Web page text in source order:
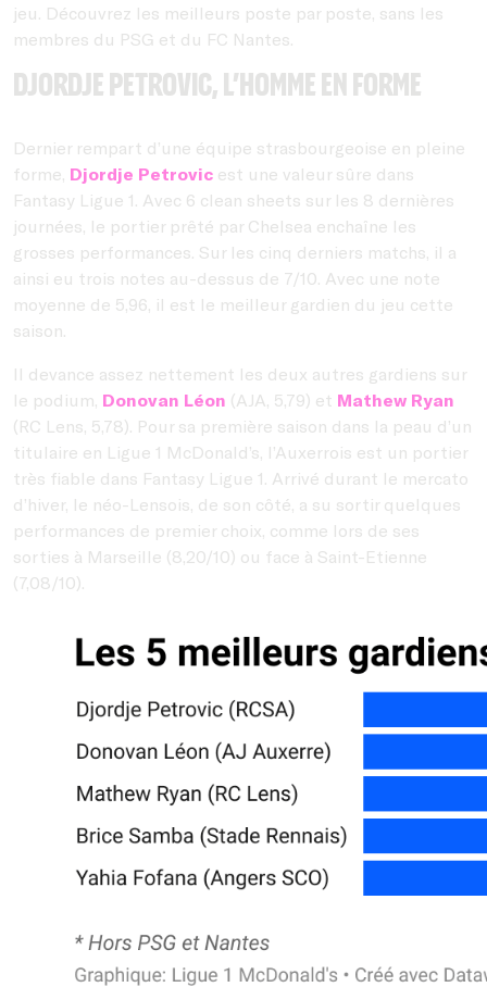
jeu. Découvrez les meilleurs poste par poste, sans les
membres du PSG et du FC Nantes.
Djordje Petrovic, l’homme en forme
Dernier rempart d’une équipe strasbourgeoise en pleine
forme, Djordje Petrovic est une valeur sûre dans
Fantasy Ligue 1. Avec 6 clean sheets sur les 8 dernières
journées, le portier prêté par Chelsea enchaîne les
grosses performances. Sur les cinq derniers matchs, il a
ainsi eu trois notes au-dessus de 7/10. Avec une note
moyenne de 5,96, il est le meilleur gardien du jeu cette
saison.
Il devance assez nettement les deux autres gardiens sur
le podium, Donovan Léon (AJA, 5,79) et Mathew Ryan
(RC Lens, 5,78). Pour sa première saison dans la peau d’un
titulaire en Ligue 1 McDonald’s, l’Auxerrois est un portier
très fiable dans Fantasy Ligue 1. Arrivé durant le mercato
d’hiver, le néo-Lensois, de son côté, a su sortir quelques
performances de premier choix, comme lors de ses
sorties à Marseille (8,20/10) ou face à Saint-Etienne
(7,08/10).